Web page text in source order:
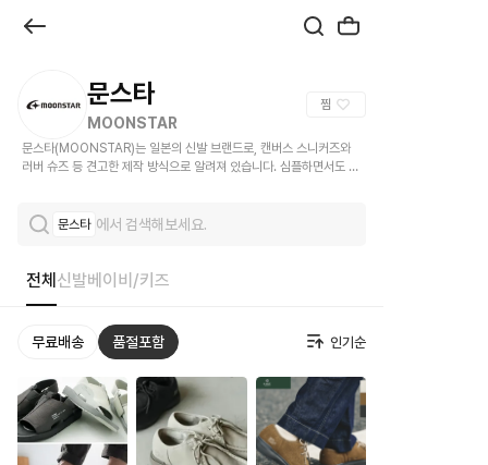
문스타
MOONSTAR
찜
문스타(MOONSTAR)는 일본의 신발 브랜드로, 캔버스 스니커즈와
러버 슈즈 등 견고한 제작 방식으로 알려져 있습니다. 심플하면서도 클
문스타 에서 검색해보세요.
전체 신발베이비/키즈
무료배송 품절포함